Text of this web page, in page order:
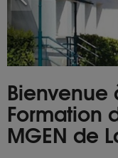
Bienvenue
Formation
MGEN de